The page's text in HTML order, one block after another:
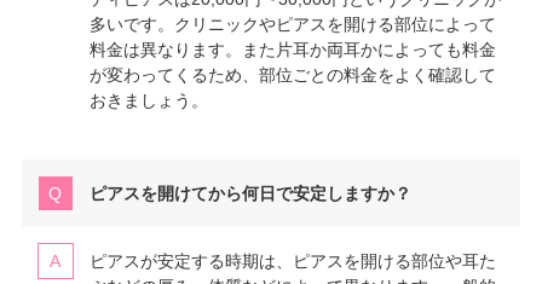
多いです。クリニックやピアスを開ける部位によって
料金は異なります。また片耳か両耳かによっても料金
が変わってくるため、部位ごとの料金をよく確認して
おきましょう。
ピアスを開けてから何日で安定しますか？
ピアスが安定する時期は、ピアスを開ける部位や耳た